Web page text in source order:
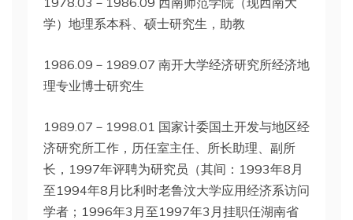
学）地理系本科、硕士研究生，助教
1986.09－1989.07 南开大学经济研究所经济地
理专业博士研究生
1989.07－1998.01 国家计委国土开发与地区经
济研究所工作，历任室主任、所长助理、副所
长，1997年评聘为研究员（其间：1993年8月
至1994年8月比利时老鲁汶大学应用经济系访问
学者；1996年3月至1997年3月挂职任湖南省